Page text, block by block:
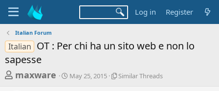
Log in Register
Italian Forum
Italian OT : Per chi ha un sito web e non lo
sapesse
T
maxware
SMay 25, 2015
S
Similar Threads